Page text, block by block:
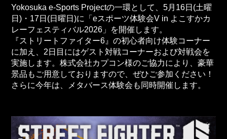
Yokosuka e-Sports Projectの一環として、5月16日(土曜
日)・17日(日曜日)に「eスポーツ体験会V in よこすかカ
レーフェスティバル2026」を開催します。
『ストリートファイター6』の初心者向け体験コーナー
に加え、2日目にはゲスト対戦コーナーおよび対戦会を
実施します。株式会社カプコン様のご協力により、豪華
景品もご用意しておりますので、ぜひご参加ください！
さらに今年は、メタバース体験会も同時開催します。